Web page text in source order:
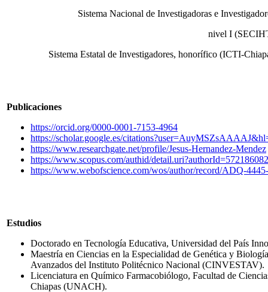
Sistema Nacional de Investigadoras e
nivel I
Sistema Estatal de Investigadores, honorífico (ICTI-
Publicaciones
https://orcid.org/0000-0001-7153-4964
https://scholar.google.es/
https://www.researchgate.net/profile/Jesus-Hernandez-Mendez
https://www.scopus.com/authid/
https://www.webofscience.com/wos/author/record/ADQ-
Estudios
Doctorado en Tecnología Educativa, Universidad del País
Maestría en Ciencias en la Especialidad de Genética y
Avanzados del Instituto Politécnico Nacional (CINVESTAV).
Licenciatura en Químico Farmacobiólogo, Facultad de
Chiapas (UNACH).